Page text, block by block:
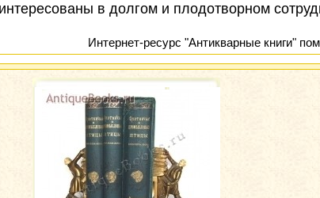
в долгом и плодотворном
Интернет-ресурс "Антикварные книги"